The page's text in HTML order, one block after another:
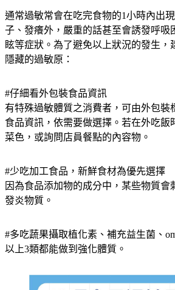
通常過敏常會在吃完食物的1小時內出
子、發癢外，嚴重的話甚至會誘發呼吸
眩等症狀。為了避免以上狀況的發生，
隱藏的過敏原：
#仔細看外包裝食品資訊
有特殊過敏體質之消費者，可由外包裝
食品資訊，依需要做選擇。若在外吃飯
菜色，或詢問店員餐點的內容物。
#少吃加工食品，新鮮食材為優先選擇
因為食品添加物的成分中，某些物質會
發炎物質。
#多吃蔬果攝取植化素、補充益生菌、
以上3類都能做到強化體質。